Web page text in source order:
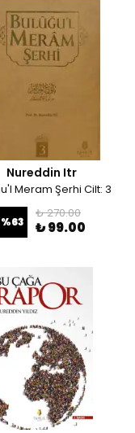
Nureddin Itr
Meram Şerhi Cilt: 3
%63
₺ 270.00
₺ 99.00